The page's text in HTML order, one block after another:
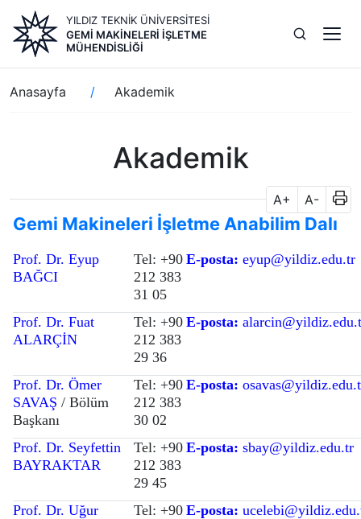
içeriğe
atla
YILDIZ TEKNİK ÜNİVERSİTESİ
GEMI MAKINELERI İŞLETME
MÜHENDISLIĞI
Sayfa
yolu
Anasayfa Akademik
Akademik
A+ A-
Gemi Makineleri İşletme Anabilim Dalı
Prof. Dr. Eyup
BAĞCI
Tel: +90
212 383
31 05
E-posta:eyup@yildiz.edu.tr
Prof. Dr. Fuat
ALARÇİN
Tel: +90
212 383
29 36
E-posta:
Prof. Dr. Ömer
SAVAŞ / Bölüm
Başkanı
Tel: +90
212 383
30 02
E-posta:
Prof. Dr. Seyfettin
BAYRAKTAR
Tel: +90
212 383
29 45
E-posta:sbay@yildiz.edu.tr
Prof. Dr. Uğur
Tel: +90 E-posta: